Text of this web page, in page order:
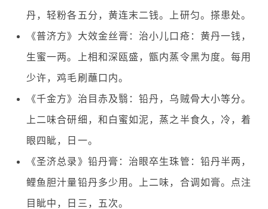
丹，轻粉各五分，黄连末二钱。上研匀。搽患处。
《普济方》大效金丝膏：治小儿口疮：黄丹一钱，
生蜜一两。上相和深瓯盛，甑内蒸令黑为度。每用
少许，鸡毛刷蘸口内。
《千金方》治目赤及翳：铅丹，乌贼骨大小等分。
上二味合研细，和白蜜如泥，蒸之半食久，冷，着
眼四眦，日一。
《圣济总录》铅丹膏：治眼卒生珠管：铅丹半两，
鲤鱼胆汁量铅丹多少用。上二味，合调如膏。点注
目眦中，日三，五次。